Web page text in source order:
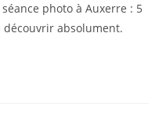
photo à Auxerre : 5
absolument.